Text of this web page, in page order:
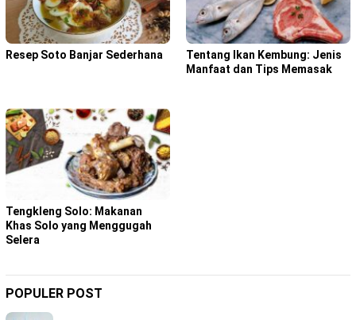
Resep Soto Banjar Sederhana
Tentang Ikan Kembung: Jenis
Manfaat dan Tips Memasak
Tengkleng Solo: Makanan
Khas Solo yang Menggugah
Selera
POPULER POST